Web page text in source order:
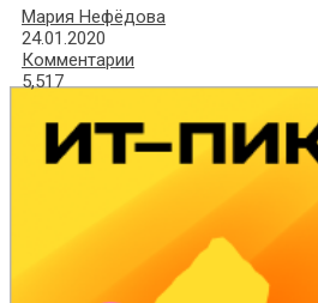
Мария Нефёдова
24.01.2020
Комментарии
5,517